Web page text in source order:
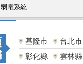
弱電系統
基隆市
台北市
彰化縣
雲林縣